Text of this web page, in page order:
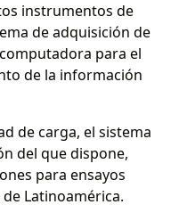
instrumentos de
de adquisición de
para el
de la información
de carga, el sistema
del que dispone,
para ensayos
Latinoamérica.